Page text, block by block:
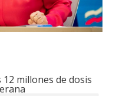
millones de dosis